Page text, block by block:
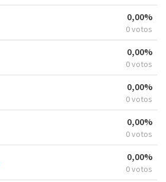
0,00%
0 votos
0,00%
0 votos
0,00%
0 votos
0,00%
0 votos
0,00%
0 votos